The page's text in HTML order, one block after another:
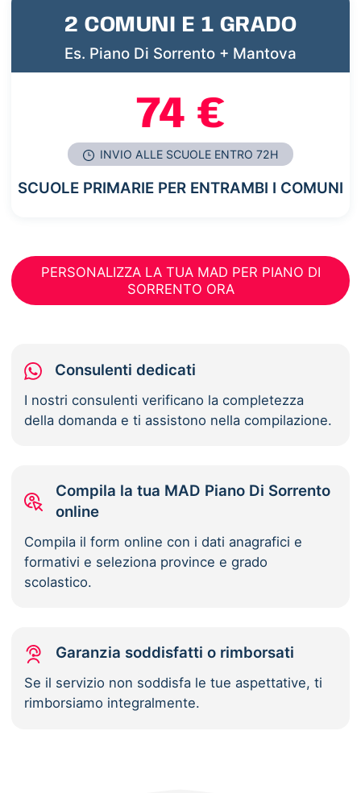
2 COMUNI E 1 GRADO
Es. Piano Di Sorrento + Mantova
74 €
INVIO ALLE SCUOLE ENTRO 72H
SCUOLE PRIMARIE PER ENTRAMBI I COMUNI
PERSONALIZZA LA TUA MAD PER PIANO DI
SORRENTO ORA
Consulenti dedicati
I nostri consulenti verificano la completezza
della domanda e ti assistono nella compilazione.
Compila la tua MAD Piano Di Sorrento
online
Compila il form online con i dati anagrafici e
formativi e seleziona province e grado
scolastico.
Garanzia soddisfatti o rimborsati
Se il servizio non soddisfa le tue aspettative, ti
rimborsiamo integralmente.